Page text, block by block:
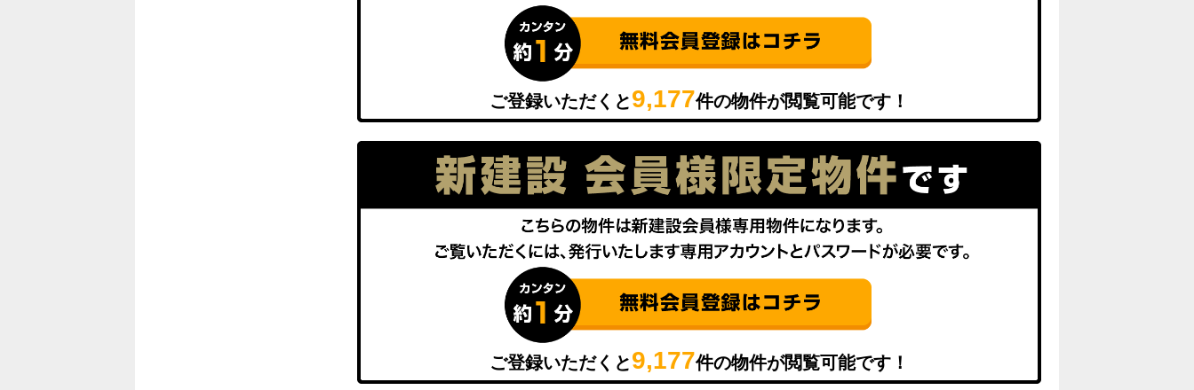
ご登録いただくと9,177件の物件が閲覧可能です！
ご登録いただくと9,177件の物件が閲覧可能です！